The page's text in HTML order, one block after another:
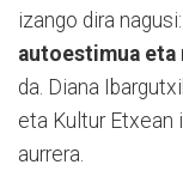
izango dira
autoestimua
da. Diana
eta Kultur Etxean
aurrera.